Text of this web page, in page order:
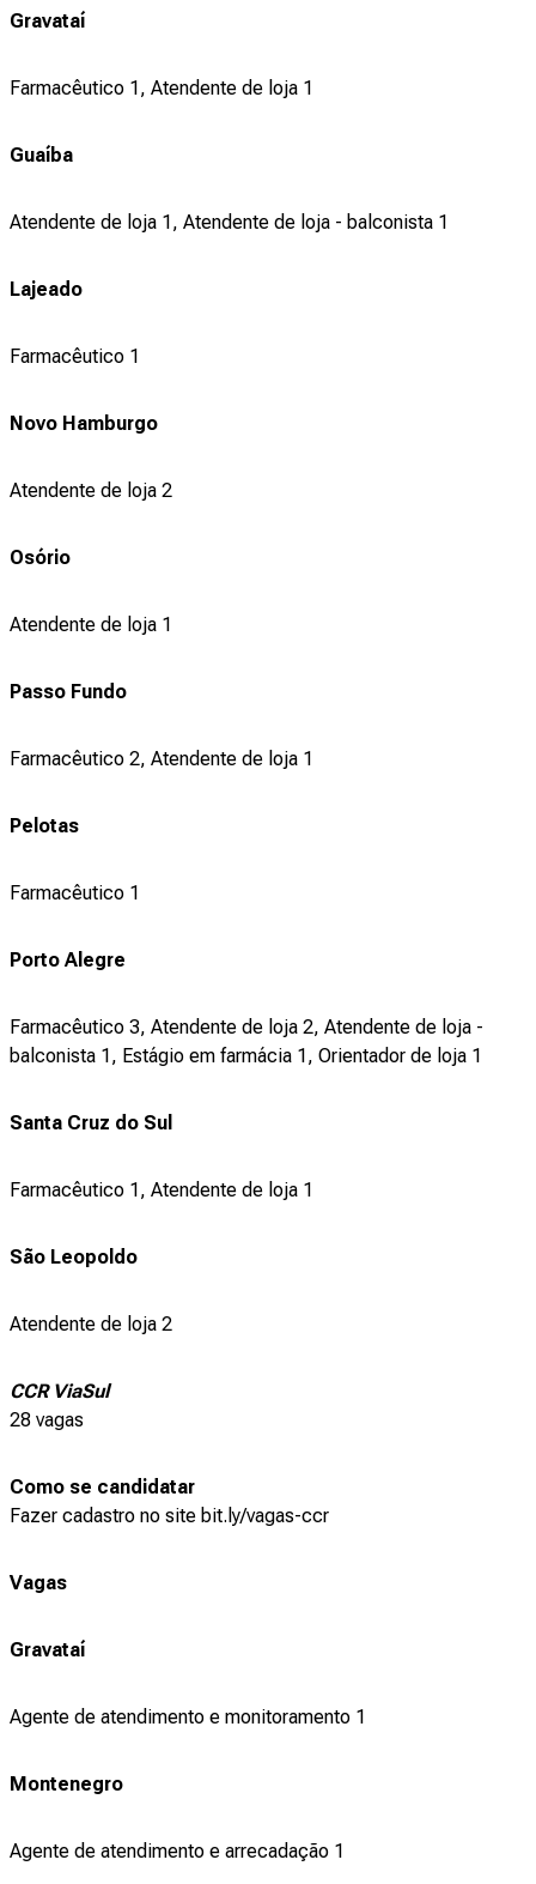
Gravataí
Farmacêutico 1, Atendente de loja 1
Guaíba
Atendente de loja 1, Atendente de loja - balconista 1
Lajeado
Farmacêutico 1
Novo Hamburgo
Atendente de loja 2
Osório
Atendente de loja 1
Passo Fundo
Farmacêutico 2, Atendente de loja 1
Pelotas
Farmacêutico 1
Porto Alegre
Farmacêutico 3, Atendente de loja 2, Atendente de loja -
balconista 1, Estágio em farmácia 1, Orientador de loja 1
Santa Cruz do Sul
Farmacêutico 1, Atendente de loja 1
São Leopoldo
Atendente de loja 2
CCR ViaSul
28 vagas
Como se candidatar
Fazer cadastro no site bit.ly/vagas-ccr
Vagas
Gravataí
Agente de atendimento e monitoramento 1
Montenegro
Agente de atendimento e arrecadação 1